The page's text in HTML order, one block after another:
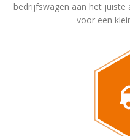
bedrijfswagen aan het juiste
voor een